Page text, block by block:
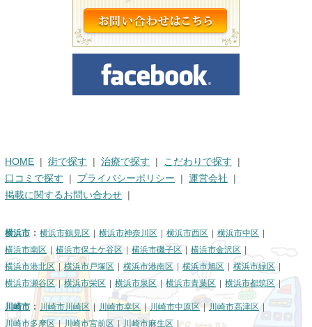
HOME 街で探す 治療で探す
こだわりで探す
口コミで探す
プライバシーポリシー
運営会社
掲載に関するお問い合わせ
横浜市 横浜市鶴見区 横浜市神奈川区 横浜市西区
横浜市中区
横浜市南区
横浜市保土ケ谷区 横浜市磯子区
横浜市金沢区
横浜市港北区
横浜市戸塚区 横浜市港南区 横浜市旭区
横浜市緑区
横浜市瀬谷区
横浜市栄区 横浜市泉区 横浜市青葉区 横浜市都筑区
川崎市 川崎市川崎区 川崎市幸区 川崎市中原区
川崎市高津区
川崎市多摩区
川崎市宮前区 川崎市麻生区